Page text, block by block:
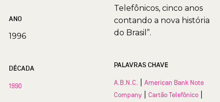
ANO
1996
DÉCADA
1990
Telefônicos, cinco anos
contando a nova história
do Brasil”.
PALAVRAS CHAVE
A.B.N.C.
American Bank Note
Company
Cartão Telefônico